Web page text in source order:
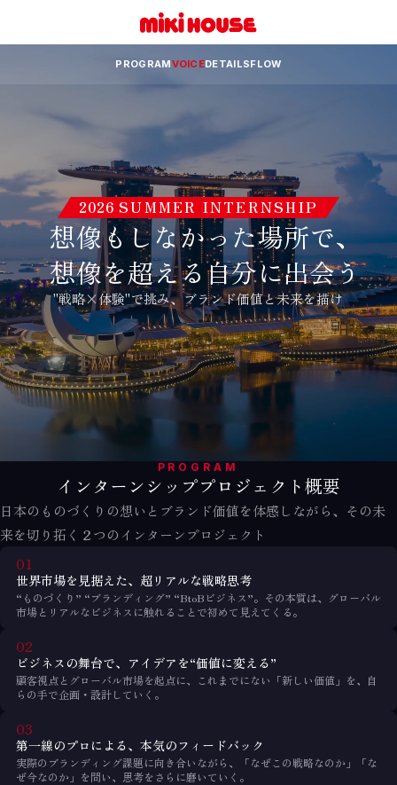
PROGRAMVOICEDETAILSFLOW
2026 SUMMER INTERNSHIP
想像もしなかった場所で、
想像を超える自分に出会う
"戦略×体験"で挑み、ブランド価値と未来を描け
PROGRAM
インターンシッププロジェクト概要
日本のものづくりの想いとブランド価値を体感しながら、 その未
来を切り拓く２つのインターンプロジェクト
01
世界市場を見据えた、 超リアルな戦略思考
“ものづくり” “ブランディング” “BtoBビジネス”。その本質は、グローバル
市場とリアルなビジネスに触れることで初めて見えてくる。
02
ビジネスの舞台で、 アイデアを“価値に変える”
顧客視点とグローバル市場を起点に、これまでにない「新しい価値」を、自
らの手で企画・設計していく。
03
第一線のプロによる、 本気のフィードバック
実際のブランディング課題に向き合いながら、「なぜこの戦略なのか」「な
ぜ今なのか」を問い、思考をさらに磨いていく。